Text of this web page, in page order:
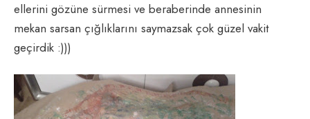
ellerini gözüne sürmesi ve beraberinde annesinin
mekan sarsan çığlıklarını saymazsak çok güzel vakit
geçirdik :)))